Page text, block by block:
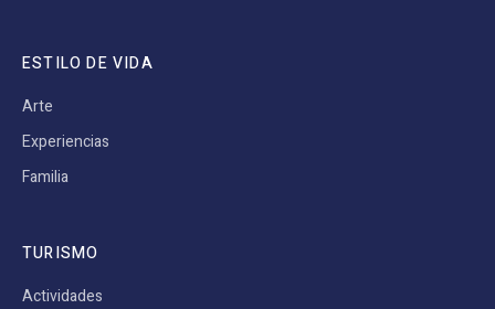
ESTILO DE VIDA
Arte
Experiencias
Familia
TURISMO
Actividades